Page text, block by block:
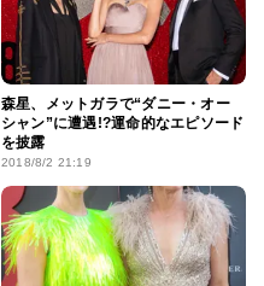
森星、メットガラで“ダニー・オー
シャン”に遭遇!?運命的なエピソード
を披露
2018/8/2 21:19